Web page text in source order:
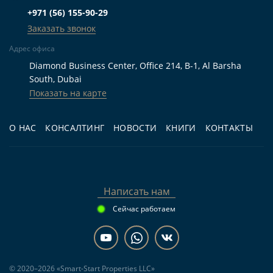
Кому подходит
готовая квартира с 1 спальней, частичной
меблировкой, балконом, террасой, парковкой
и бассейном.
рассматривать сдачу готового жилья в аренду
Для перепродажи:инвесторам, которым
важен объект на вторичном рынке с
очного осмотра и историей эксплуатации
О НАС КОНСАЛТИНГ НОВОСТИ КНИГИ КОНТАКТЫ
+971 (56) 155-90-29
Заказать звонок
Адрес офиса
Diamond Business Center, Office 214, B-1, Al Barsha
South, Dubai
Показать на карте
Написать нам
Сейчас работаем
© 2020–2026 «Smart-Start Properties LLC»